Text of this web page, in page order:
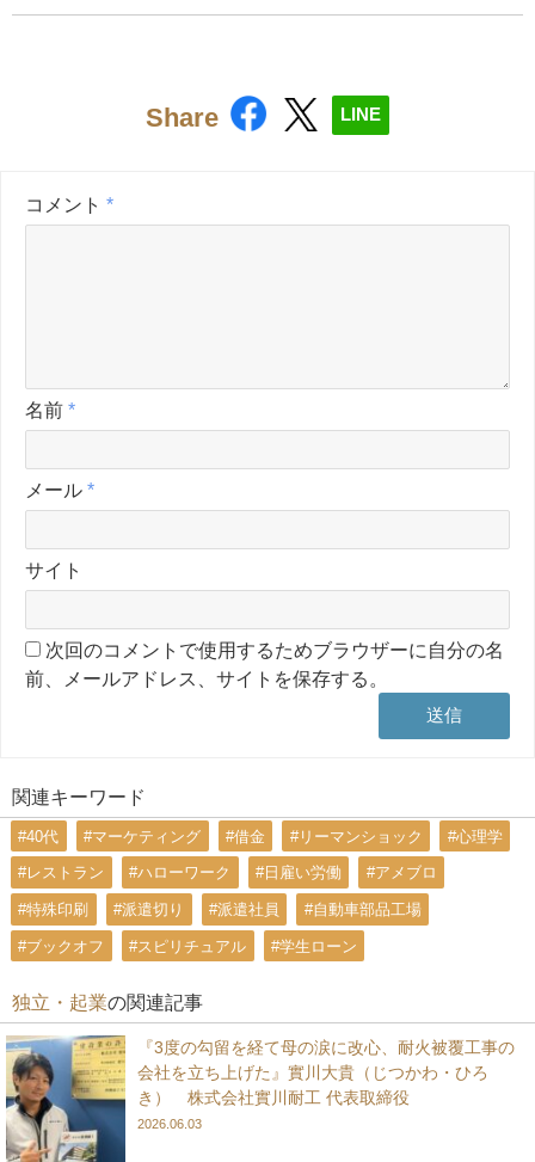
Share LINE
コメント *
名前 *
メール *
サイト
次回のコメントで使用するためブラウザーに自分の名
前、メールアドレス、サイトを保存する。
関連キーワード
#40代 #マーケティング #借金 #リーマンショック #心理学
#レストラン #ハローワーク #日雇い労働 #アメブロ
#特殊印刷 #派遣切り #派遣社員 #自動車部品工場
#ブックオフ #スピリチュアル #学生ローン
独立・起業の関連記事
『3度の勾留を経て母の涙に改心、耐火被覆工事の
会社を立ち上げた』實川大貴（じつかわ・ひろ
き） 株式会社實川耐工 代表取締役
2026.06.03